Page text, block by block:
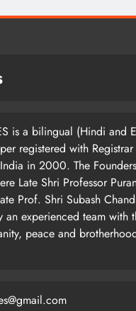
is a bilingual (Hindi and
registered with Registrar
in 2000. The
Late Shri Professor
Prof. Shri Subash
an experienced team with
peace and